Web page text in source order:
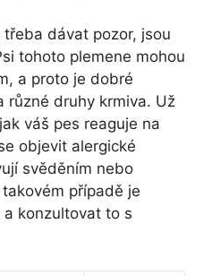
dávat pozor, jsou
tohoto plemene mohou
a proto je dobré
různé druhy krmiva. Už
váš pes reaguje na
objevit alergické
svěděním nebo
případě je
konzultovat to s